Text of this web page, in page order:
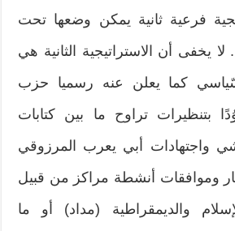
فرعية ثانية يمكن وضعها تحت
يخفى أن الاستراتيجية الثانية هي
كما يعلن عنه رسميا حزب
بتنظيرات تراوح ما بين كتابات
واجتهادات أبي يعرب المرزوقي
وموافقات أنشطة مراكز من قبيل
والديمقراطية (مداد) أو ما